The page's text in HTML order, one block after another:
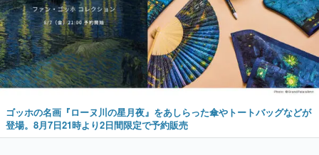
ゴッホの名画『ローヌ川の星月夜』をあしらった傘やトートバッグなどが
登場。8月7日21時より2日間限定で予約販売